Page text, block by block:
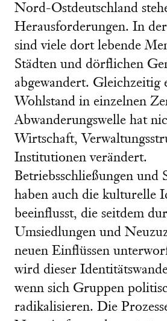
Nord-Ostdeutschland
Herausforderungen. In
sind viele dort lebende
Städten und dörflichen
abgewandert. Gleichzeitig
Wohlstand in einzelnen
Abwanderungswelle hat
Wirtschaft,
Institutionen verändert.
Betriebsschließungen und
haben auch die kulturelle
beeinflusst, die seitdem
Umsiedlungen und
neuen Einflüssen
wird dieser
wenn sich Gruppen
radikalisieren. Die